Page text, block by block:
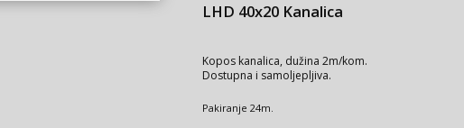
LHD 40x20 Kanalica
Kopos kanalica, dužina 2m/kom.
Dostupna i samoljepljiva.
Pakiranje 24m.